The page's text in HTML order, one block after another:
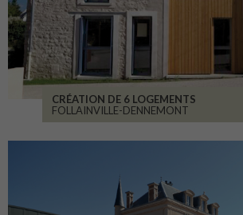
CRÉATION DE 6 LOGEMENTS
FOLLAINVILLE-DENNEMONT